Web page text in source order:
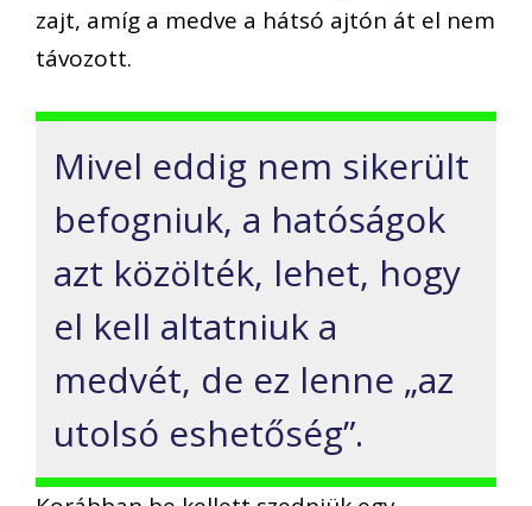
zajt, amíg a medve a hátsó ajtón át el nem
távozott.
Mivel eddig nem sikerült
befogniuk, a hatóságok
azt közölték, lehet, hogy
el kell altatniuk a
medvét, de ez lenne „az
utolsó eshetőség”.